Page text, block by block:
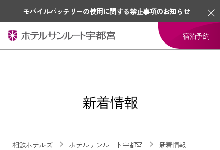
モバイルバッテリーの使用に関する禁止事項のお知らせ
宿泊予約
新着情報
相鉄ホテルズ ホテルサンルート宇都宮 新着情報